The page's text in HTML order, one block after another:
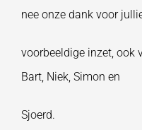
nee onze dank voor
voorbeeldige inzet, ook
Bart, Niek, Simon en
Sjoerd.